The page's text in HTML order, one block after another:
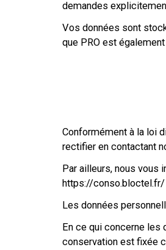
demandes
Vos données sont
que PRO est
Conformément à la loi
rectifier en contactant
Par ailleurs, nous vous
https://conso.bloctel.fr/
Les données
En ce qui concerne les
conservation est fixée